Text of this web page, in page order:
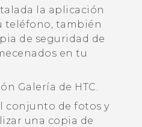
la aplicación
teléfono, también
de seguridad de
en tu
Galería de HTC.
conjunto de fotos y
una copia de